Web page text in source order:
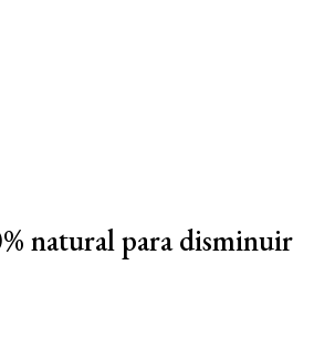
natural para disminuir